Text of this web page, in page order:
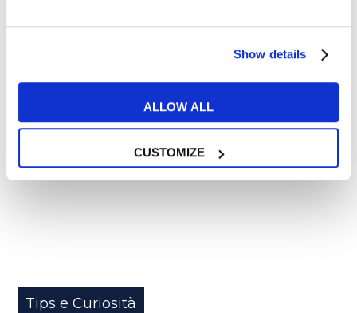
Show details
ALLOW ALL
CUSTOMIZE
05
Tips e Curiosità